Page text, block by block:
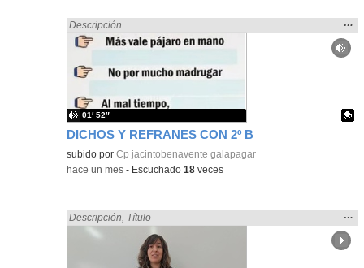
DICHOS Y REFRANES CON 2º B
Encontrado «regalo» en:
Descripción
la
…
Contenido educativo.
subido porCp jacintobenavente galapagar
01′ 52″
-hace un mes - Escuchado18 veces
Encontrado «regalo» en:
Descripción Título
la
…